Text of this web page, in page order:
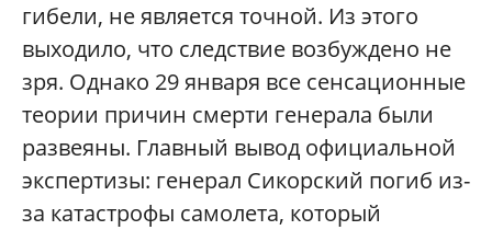
гибели, не является точной. Из этого
выходило, что следствие возбуждено не
зря. Однако 29 января все сенсационные
теории причин смерти генерала были
развеяны. Главный вывод официальной
экспертизы: генерал Сикорский погиб из-
за катастрофы самолета, который